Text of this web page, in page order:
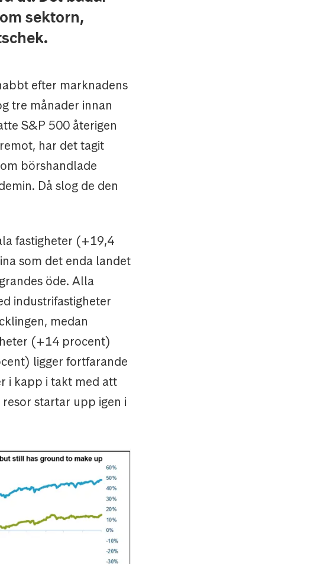
sektorn,
efter marknadens
tre månader innan
S&P 500 återigen
har det tagit
börshandlade
Då slog de den
fastigheter (+19,4
som det enda landet
öde. Alla
industrifastigheter
medan
(+14 procent)
ligger fortfarande
i kapp i takt med att
startar upp igen i